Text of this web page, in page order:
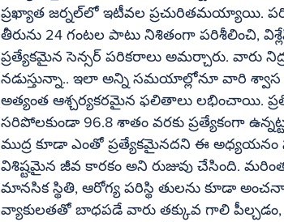
ప్రఖ్యాత జర్నల్‌లో ఇటీవల ప్రచురితమయ్యాయి. పరిశోధనలో భాగంగా వంద మందికి పైగా వ్యక్తుల శ్వాస
తీరును 24 గంటల పాటు నిశితంగా పరిశీలించి,
ప్రత్యేకమైన సెన్సర్‌ పరికరాలు అమర్చారు. వారు నిద్రలో ఉన్నా, మేల్కొని ఉన్నా, మాట్లాడుతున్నా,
నడుస్తున్నా.. ఇలా అన్ని సమయాల్లోనూ వారి శ్వాస తీరును నిరంతరం
అత్యంత ఆశ్చర్యకరమైన ఫలితాలు లభించాయి.
సరిపోలకుండా 96.8 శాతం వరకు ప్రత్యేకంగా
ముద్ర కూడా ఎంతో ప్రత్యేకమైనదని ఈ అధ్యయనం
విశిష్టమైన జీవ కారకం అని రుజువు చేసింది.
మానసిక స్థితి, ఆరోగ్య పరిస్థి తులను కూడా అంచనా
వ్యాకులతతో బాధపడే వారు తక్కువ గాలి